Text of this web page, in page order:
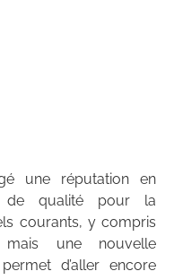
une réputation en
de qualité pour la
courants, y compris
une nouvelle
d’aller encore